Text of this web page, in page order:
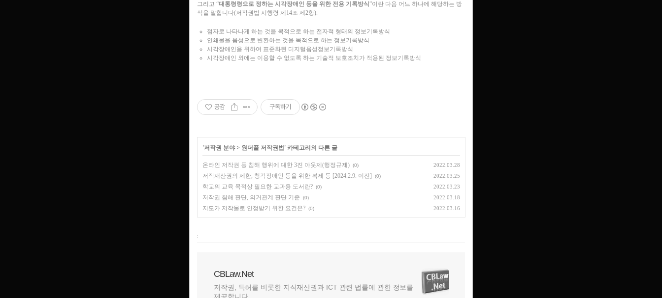
그리고 “대통령령으로 정하는 시각장애인 등을 위한 전용 기록방식”이란 다음 어느 하나에 해당하는 방
식을 말합니다(저작권법 시행령 제14조 제2항).
점자로 나타나게 하는 것을 목적으로 하는 전자적 형태의 정보기록방식
인쇄물을 음성으로 변환하는 것을 목적으로 하는 정보기록방식
시각장애인을 위하여 표준화된 디지털음성정보기록방식
시각장애인 외에는 이용할 수 없도록 하는 기술적 보호조치가 적용된 정보기록방식
공감 구독하기
'저작권 분야> 원더풀 저작권법 ' 카테고리의 다른 글
온라인 저작권 등 침해 행위에 대한 3진 아웃제(행정규제) (0) 2022.03.28
저작재산권의 제한, 청각장애인 등을 위한 복제 등 [2024.2.9. 이전] (0) 2022.03.25
학교의 교육 목적상 필요한 교과용 도서란? (0) 2022.03.23
저작권 침해 판단, 의거관계 판단 기준 (0) 2022.03.18
지도가 저작물로 인정받기 위한 요건은? (0) 2022.03.16
:
CBLaw.Net
저작권, 특허를 비롯한 지식재산권과 ICT 관련 법률에 관한 정보를